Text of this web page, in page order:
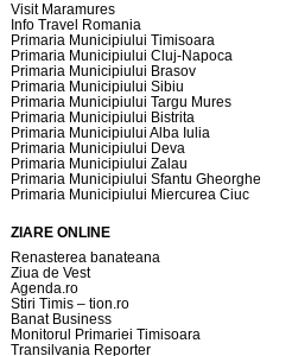
Visit Maramures
Info Travel Romania
Primaria Municipiului Timisoara
Primaria Municipiului Cluj-Napoca
Primaria Municipiului Brasov
Primaria Municipiului Sibiu
Primaria Municipiului Targu Mures
Primaria Municipiului Bistrita
Primaria Municipiului Alba Iulia
Primaria Municipiului Deva
Primaria Municipiului Zalau
Primaria Municipiului Sfantu Gheorghe
Primaria Municipiului Miercurea Ciuc
ZIARE ONLINE
Renasterea banateana
Ziua de Vest
Agenda.ro
Stiri Timis – tion.ro
Banat Business
Monitorul Primariei Timisoara
Transilvania Reporter